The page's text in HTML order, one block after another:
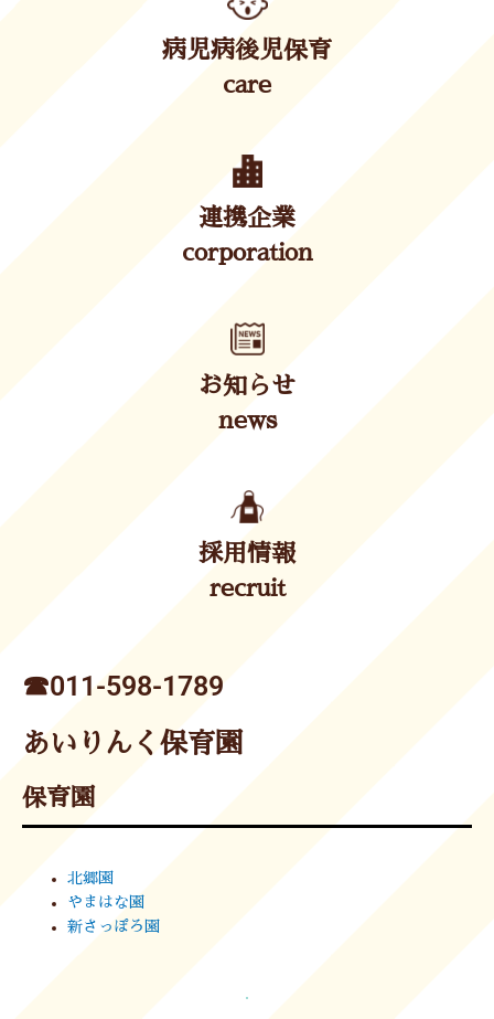
病児病後児保育
care
連携企業
corporation
お知らせ
news
採用情報
recruit
☎︎011-598-1789
あいりんく保育園
保育園
北郷園
やまはな園
新さっぽろ園